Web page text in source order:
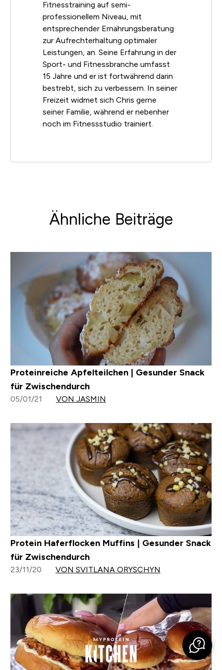
Fitnesstraining auf semi-
professionellem Niveau, mit
entsprechender Ernährungsberatung
zur Aufrechterhaltung optimaler
Leistungen, an. Seine Erfahrung in der
Sport- und Fitnessbranche umfasst
15 Jahre und er ist fortwährend darin
bestrebt, sich zu verbessern. In seiner
Freizeit widmet sich Chris gerne
seiner Familie, während er nebenher
noch im Fitnessstudio trainiert.
Ähnliche Beiträge
Proteinreiche Apfelteilchen | Gesunder Snack
für Zwischendurch
05/01/21 VON JASMIN
Protein Haferflocken Muffins | Gesunder Snack
für Zwischendurch
23/11/20 VON SVITLANA ORYSCHYN